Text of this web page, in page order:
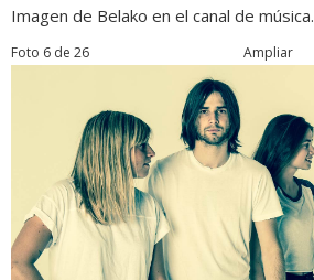
Imagen de Belako en el canal de música.
Foto 6 de 26 Ampliar